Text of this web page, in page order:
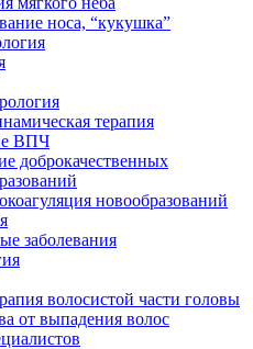
носа, “кукушка”
терапия
ВПЧ
доброкачественных
новообразований
заболевания
волосистой части головы
от выпадения волос